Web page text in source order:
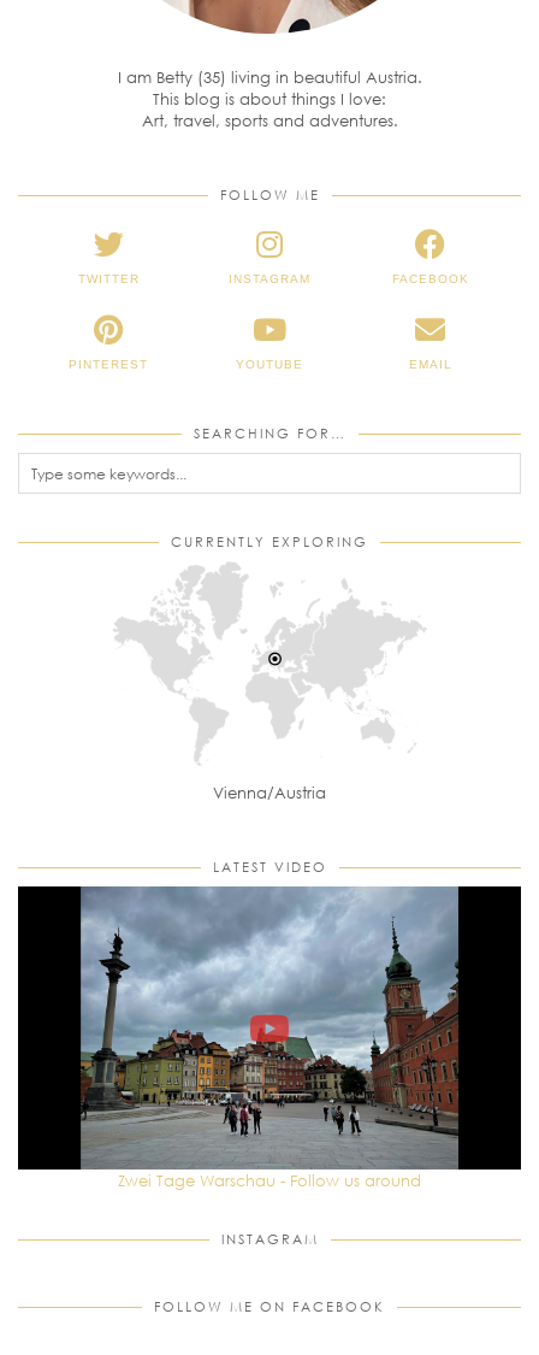
I am Betty (35) living in beautiful Austria.
This blog is about things I love:
Art, travel, sports and adventures.
FOLLOW ME
TWITTER INSTAGRAM FACEBOOK
PINTEREST YOUTUBE EMAIL
SEARCHING FOR…
CURRENTLY EXPLORING
Vienna/Austria
LATEST VIDEO
Zwei Tage Warschau - Follow us around
INSTAGRAM
FOLLOW ME ON FACEBOOK